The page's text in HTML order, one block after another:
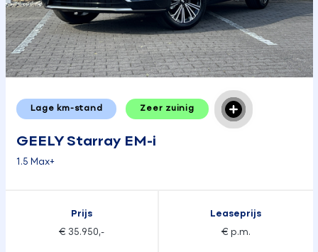
Lage km-stand Zeer zuinig
GEELY Starray EM-i
1.5 Max+
Prijs
€ 35.950,-
Leaseprijs
€ p.m.